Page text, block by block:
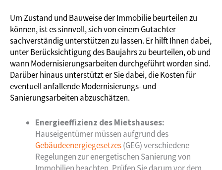
Um Zustand und Bauweise der Immobilie beurteilen zu
können, ist es sinnvoll, sich von einem Gutachter
sachverständig unterstützen zu lassen. Er hilft Ihnen dabei,
unter Berücksichtigung des Baujahrs zu beurteilen, ob und
wann Modernisierungsarbeiten durchgeführt worden sind.
Darüber hinaus unterstützt er Sie dabei, die Kosten für
eventuell anfallende Modernisierungs- und
Sanierungsarbeiten abzuschätzen.
Energieeffizienz des Mietshauses:
Hauseigentümer müssen aufgrund des
Gebäudeenergiegesetzes(GEG) verschiedene
Regelungen zur energetischen Sanierung von